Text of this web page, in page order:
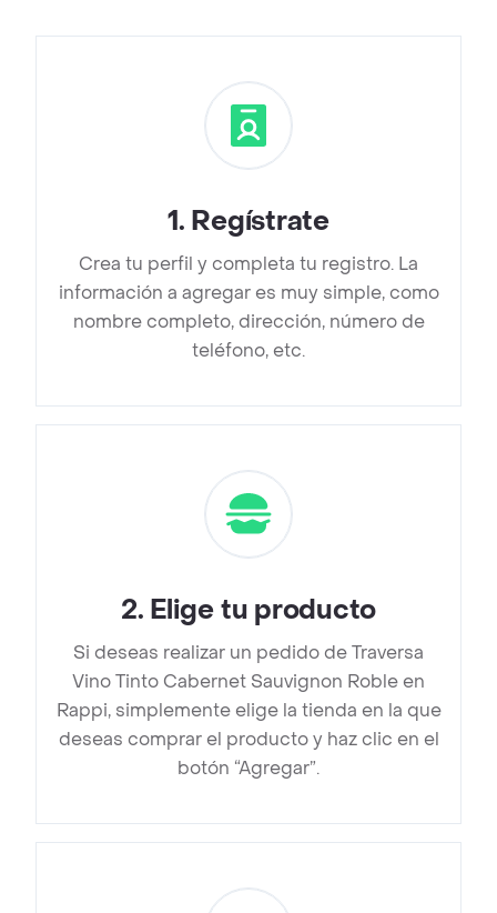
1. Regístrate
Crea tu perfil y completa tu registro. La
información a agregar es muy simple, como
nombre completo, dirección, número de
teléfono, etc.
2. Elige tu producto
Si deseas realizar un pedido de Traversa
Vino Tinto Cabernet Sauvignon Roble en
Rappi, simplemente elige la tienda en la que
deseas comprar el producto y haz clic en el
botón “Agregar”.